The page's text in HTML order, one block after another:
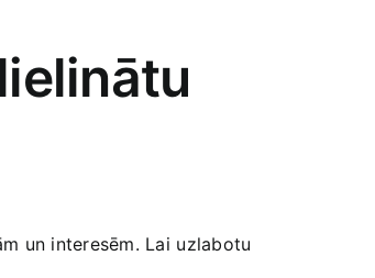
un interesēm. Lai ⁤uzlabotu